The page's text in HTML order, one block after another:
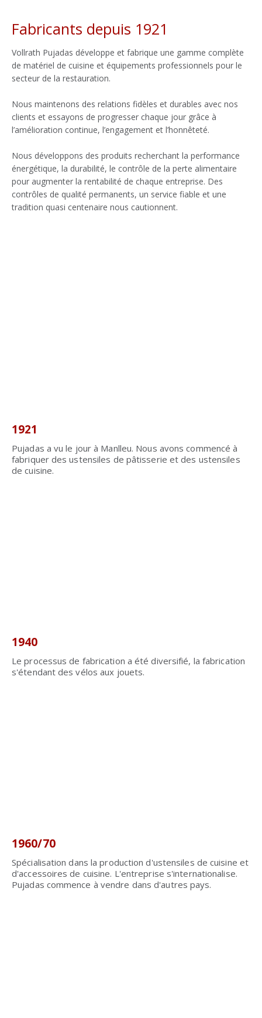
Fabricants depuis 1921
Vollrath Pujadas développe et fabrique une gamme complète
de matériel de cuisine et équipements professionnels pour le
secteur de la restauration.
Nous maintenons des relations fidèles et durables avec nos
clients et essayons de progresser chaque jour grâce à
l’amélioration continue, l’engagement et l’honnêteté.
Nous développons des produits recherchant la performance
énergétique, la durabilité, le contrôle de la perte alimentaire
pour augmenter la rentabilité de chaque entreprise. Des
contrôles de qualité permanents, un service fiable et une
tradition quasi centenaire nous cautionnent.
1921
Pujadas a vu le jour à Manlleu. Nous avons commencé à
fabriquer des ustensiles de pâtisserie et des ustensiles
de cuisine.
1940
Le processus de fabrication a été diversifié, la fabrication
s'étendant des vélos aux jouets.
1960/70
Spécialisation dans la production d'ustensiles de cuisine et
d'accessoires de cuisine. L'entreprise s'internationalise.
Pujadas commence à vendre dans d'autres pays.